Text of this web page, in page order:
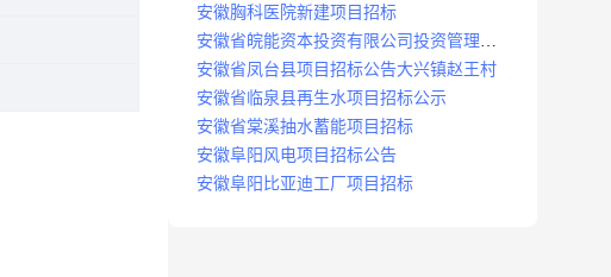
安徽胸科医院新建项目招标
安徽省皖能资本投资有限公司投资管理系
统建设项目招标
安徽省凤台县项目招标公告大兴镇赵王村
安徽省临泉县再生水项目招标公示
安徽省棠溪抽水蓄能项目招标
安徽阜阳风电项目招标公告
安徽阜阳比亚迪工厂项目招标